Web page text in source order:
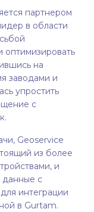
партнером
в области
оптимизировать
на
заводами и
упростить
с
Geoservice
из более
и
данные с
интеграции
в Gurtam.